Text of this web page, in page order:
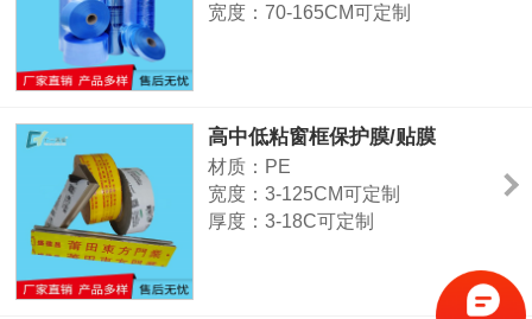
宽度：70-165CM可定制
25%
用途：铝合金门窗包装、铝型材包
装、木门室内门包装、电器、不锈
钢包装等
高中低粘窗框保护膜/贴膜
材质：PE
宽度：3-125CM可定制
厚度：3-18C可定制
用途：门窗、铝型材表面、玻璃、